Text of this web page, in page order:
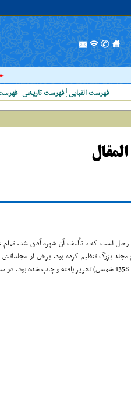
فهرست تاریخی فهرست الفبایی
است که با تألیف آن شهره آفاق شد. تمام
مجلد بزرگ تنظیم کرده بود، برخى از
مرحوم استاد میرزا طاهر خوشنویس تبریزى (متوفاى 1358 شمسى)